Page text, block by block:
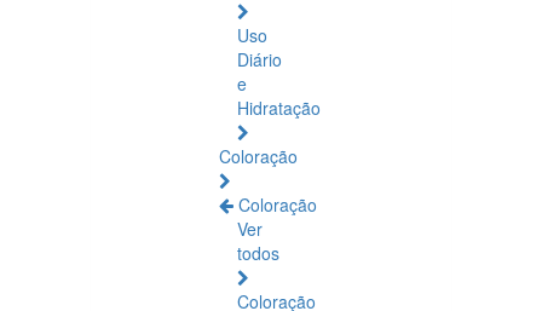
Uso
Diário
e
Hidratação
Coloração
Coloração
Ver
todos
Coloração